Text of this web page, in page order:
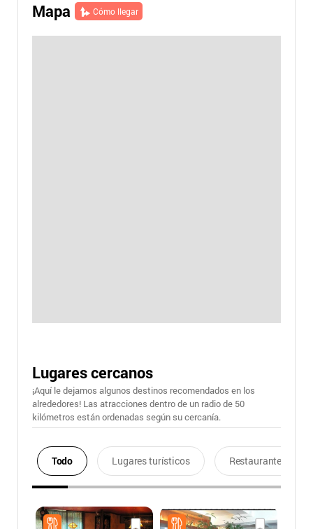
Mapa Cómo llegar
Lugares cercanos
¡Aquí le dejamos algunos destinos recomendados en los
alrededores! Las atracciones dentro de un radio de 50
kilómetros están ordenadas según su cercanía.
Todo Lugares turísticos Restaurantes